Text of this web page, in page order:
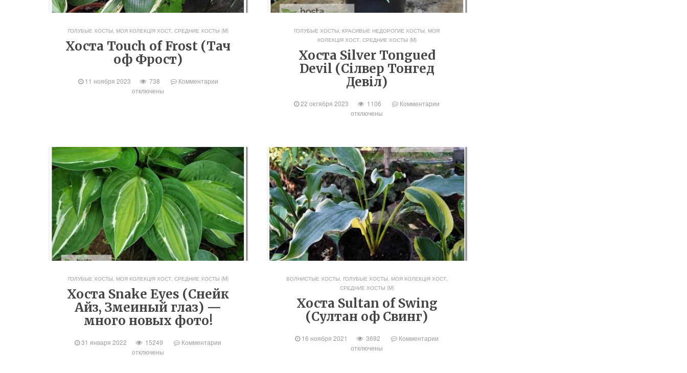
ГОЛУБЫЕ ХОСТЫ, МОЯ КОЛЕКЦІЯ ХОСТ, СРЕДНИЕ ХОСТЫ (M)
Хоста Touch of Frost (Тач
оф Фрост)
11 ноября 2023 738
Комментарии
отключены
ГОЛУБЫЕ ХОСТЫ, КРАСИВЫЕ НЕДОРОГИЕ ХОСТЫ, МОЯ
КОЛЕКЦІЯ ХОСТ, СРЕДНИЕ ХОСТЫ (M)
Хоста Silver Tongued
Devil (Сілвер Тонгед
Девіл)
22 октября 2023 1106
Комментарии
отключены
ГОЛУБЫЕ ХОСТЫ, МОЯ КОЛЕКЦІЯ ХОСТ, СРЕДНИЕ ХОСТЫ (M)
Хоста Snake Eyes (Снейк
Айз, Змеиный глаз) —
много новых фото!
31 января 2022 15249
Комментарии
отключены
ВОЛНИСТЫЕ ХОСТЫ, ГОЛУБЫЕ ХОСТЫ, МОЯ КОЛЕКЦІЯ ХОСТ,
СРЕДНИЕ ХОСТЫ (M)
Хоста Sultan of Swing
(Султан оф Свинг)
16 ноября 2021 3692
Комментарии
отключены